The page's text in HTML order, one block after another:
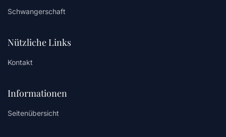
Schwangerschaft
Nützliche Links
Kontakt
Informationen
Seitenübersicht